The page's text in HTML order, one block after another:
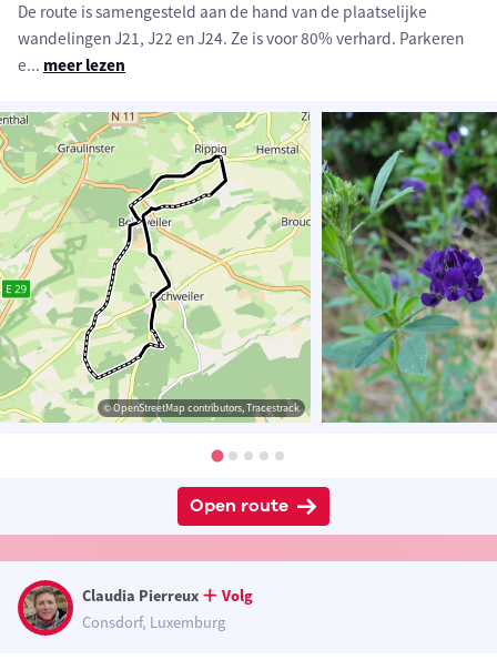
De route is samengesteld aan de hand van de plaatselijke
wandelingen J21, J22 en J24. Ze is voor 80% verhard. Parkeren
e... meer lezen
© OpenStreetMap contributors, Tracestrack
Open route
Claudia Pierreux
Volg
Consdorf, Luxemburg